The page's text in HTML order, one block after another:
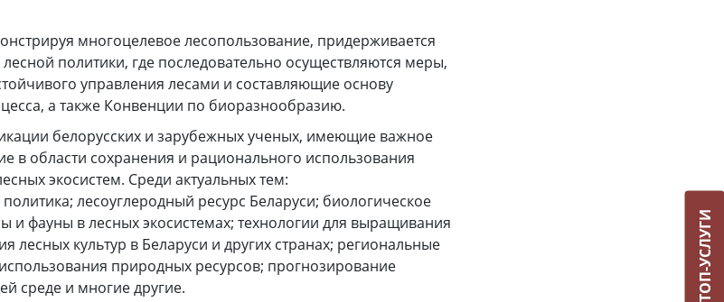
многоцелевое лесопользование, придерживается
политики, где последовательно осуществляются меры,
управления лесами и составляющие основу
а также Конвенции по биоразнообразию.
белорусских и зарубежных ученых, имеющие важное
в области сохранения и рационального использования
экосистем. Среди актуальных тем:
лесоуглеродный ресурс Беларуси; биологическое
и фауны в лесных экосистемах; технологии для выращивания
лесных культур в Беларуси и других странах; региональные
природных ресурсов; прогнозирование
среде и многие другие.
ТОП-УСЛУГИ